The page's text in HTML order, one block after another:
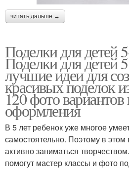
читать дальше →
Поделки для детей
Поделки для детей
лучшие идеи для
красивых поделок
120 фото вариантов
оформления
В 5 лет ребенок уже многое
самостоятельно. Поэтому в
активно заниматься
помогут мастер классы и фото